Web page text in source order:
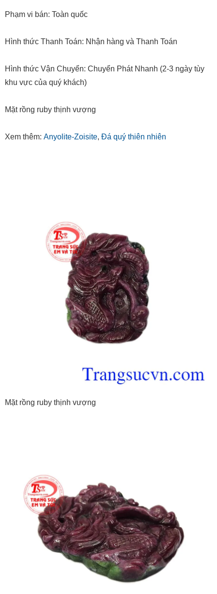
Phạm vi bán: Toàn quốc
Hình thức Thanh Toán: Nhận hàng và Thanh Toán
Hình thức Vận Chuyển: Chuyển Phát Nhanh (2-3 ngày tùy
khu vực của quý khách)
Mặt rồng ruby thịnh vượng
Xem thêm: Anyolite-Zoisite, Đá quý thiên nhiên
Mặt rồng ruby thịnh vượng